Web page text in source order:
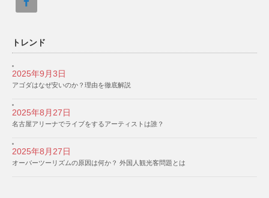
トレンド
2025年9月3日
アゴダはなぜ安いのか？理由を徹底解説
2025年8月27日
名古屋アリーナでライブをするアーティストは誰？
2025年8月27日
オーバーツーリズムの原因は何か？ 外国人観光客問題とは